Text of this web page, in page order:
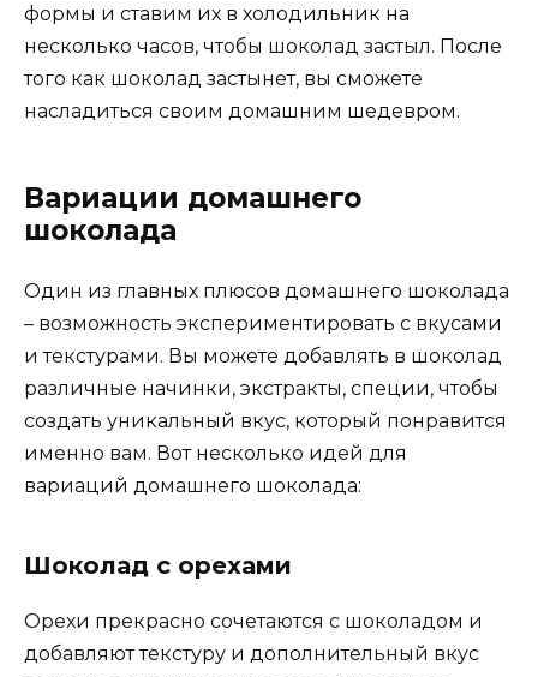
формы и ставим их в холодильник на
несколько часов, чтобы шоколад застыл. После
того как шоколад застынет, вы сможете
насладиться своим домашним шедевром.
Вариации домашнего
шоколада
Один из главных плюсов домашнего шоколада
– возможность экспериментировать с вкусами
и текстурами. Вы можете добавлять в шоколад
различные начинки, экстракты, специи, чтобы
создать уникальный вкус, который понравится
именно вам. Вот несколько идей для
вариаций домашнего шоколада:
Шоколад с орехами
Орехи прекрасно сочетаются с шоколадом и
добавляют текстуру и дополнительный вкус